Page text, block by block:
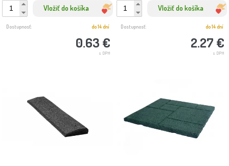
Vložiť do košíka
0.63 €
s DPH
Dostupnosť: do 14 dní
Vložiť do košíka
2.27 €
s DPH
Dostupnosť: do 14 dní